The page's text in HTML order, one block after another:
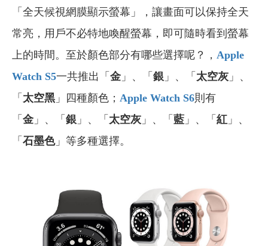
「全天候視網膜顯示螢幕」，讓畫面可以保持全天
常亮，用戶不必特地喚醒螢幕，即可隨時看到螢幕
上的時間。至於顏色部分有哪些選擇呢？， Apple
Watch S5一共推出「 金 」、「 銀 」、「 太空灰 」、
「 太空黑 」四種顏色； Apple Watch S6則有
「 金 」、「 銀 」、「 太空灰 」、「 藍 」、「 紅 」、
「 石墨色」等多種選擇。